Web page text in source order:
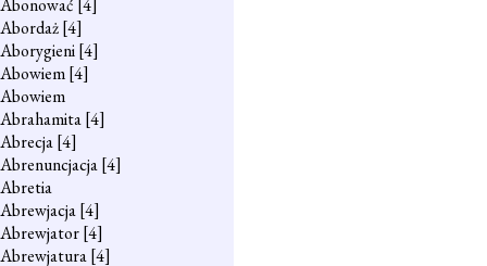
Abonować [4]
Abordaż[4]
Aborygieni[4]
Abowiem[4]
Abowiem
Abrahamita[4]
Abrecja[4]
Abrenuncjacja[4]
Abretia
Abrewjacja[4]
Abrewjator[4]
Abrewjatura[4]